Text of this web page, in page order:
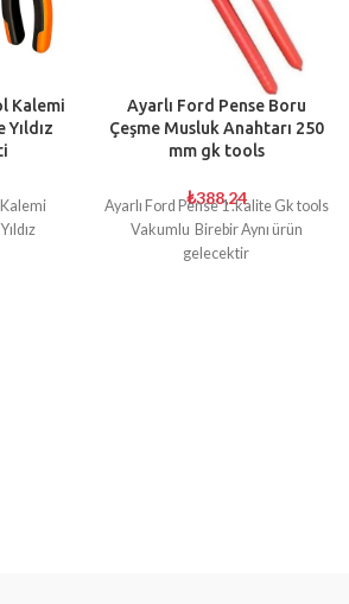
Kalemi
Yıldız
Ayarlı Ford Pense Boru
Çeşme Musluk Anahtarı 250
mm gk tools
₺388,24
Ayarlı Ford Pense 1 .kalite Gk tools
Vakumlu Birebir Aynı ürün
gelecektir